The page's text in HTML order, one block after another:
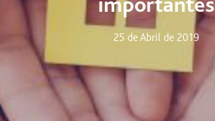
25 de Abril de 2019